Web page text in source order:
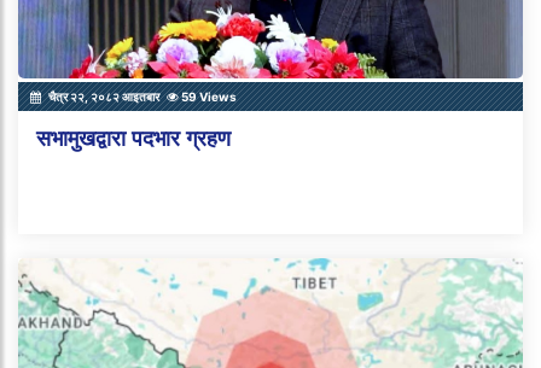
चैत्र २२, २०८२ आइतबार 59 Views
सभामुखद्वारा पदभार ग्रहण